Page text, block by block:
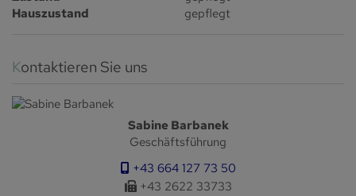
Hauszustand
gepflegt
Kontaktieren Sie uns
Sabine Barbanek
Geschäftsführung
+43 664 127 73 50
+43 2622 33733